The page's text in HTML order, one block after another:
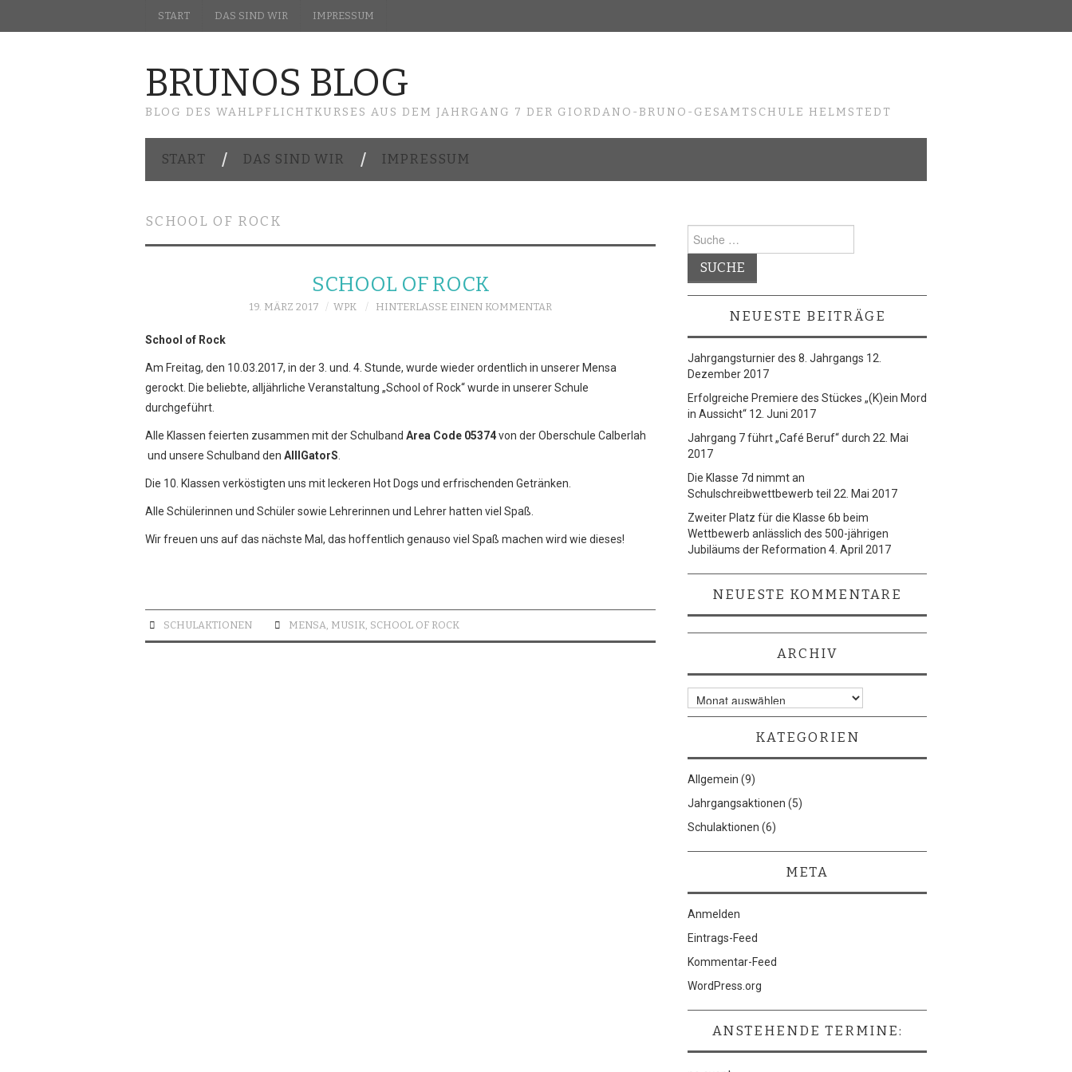
START DAS SIND WIR IMPRESSUM
BRUNOS BLOG
BLOG DES WAHLPFLICHTKURSES AUS DEM JAHRGANG 7 DER GIORDANO-BRUNO-GESAMTSCHULE HELMSTEDT
START DAS SIND WIR IMPRESSUM
SCHOOL OF ROCK
SCHOOL OF ROCK
19. MÄRZ 2017 WPK HINTERLASSE EINEN KOMMENTAR
School of Rock
Am Freitag, den 10.03.2017, in der 3. und. 4. Stunde, wurde wieder ordentlich in unserer Mensa
gerockt. Die beliebte, alljährliche Veranstaltung „School of Rock“ wurde in unserer Schule
durchgeführt.
Alle Klassen feierten zusammen mit der Schulband Area Code 05374von der Oberschule Calberlah
und unsere Schulband den AllIGatorS
Die 10. Klassen verköstigten uns mit leckeren Hot Dogs und erfrischenden Getränken.
Alle Schülerinnen und Schüler sowie Lehrerinnen und Lehrer hatten viel Spaß.
Wir freuen uns auf das nächste Mal, das hoffentlich genauso viel Spaß machen wird wie dieses!
SCHULAKTIONEN MENSA MUSIK SCHOOL OF ROCK
nach:
NEUESTE BEITRÄGE
Jahrgangsturnier des 8. Jahrgangs 12.
Dezember 2017
Erfolgreiche Premiere des Stückes „(K)ein Mord
in Aussicht“ 12. Juni 2017
Jahrgang 7 führt „Café Beruf“ durch 22. Mai
2017
Die Klasse 7d nimmt an
Schulschreibwettbewerb teil 22. Mai 2017
Zweiter Platz für die Klasse 6b beim
Wettbewerb anlässlich des 500-jährigen
Jubiläums der Reformation 4. April 2017
NEUESTE KOMMENTARE
ARCHIV
Archiv
KATEGORIEN
Allgemein (9)
Jahrgangsaktionen (5)
Schulaktionen (6)
META
Anmelden
Eintrags-Feed
Kommentar-Feed
WordPress.org
ANSTEHENDE TERMINE: